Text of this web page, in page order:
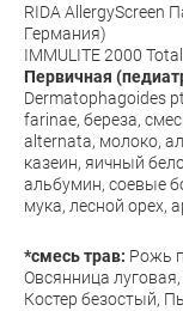
RIDA AllergyScreen
Германия)
IMMULITE 2000
Первичная
Dermatophagoides
farinae, береза,
alternata, молоко,
казеин, яичный
альбумин, соевые
мука, лесной орех,
*смесь трав: Рожь
Овсянница
Костер безостый,